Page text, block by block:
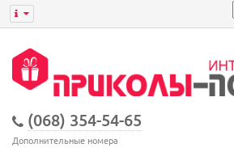
(068) 354-54-65
Дополнительные номера